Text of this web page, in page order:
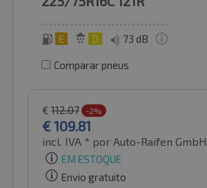
E D 73 dB
Comparar pneus
€ 112.07 -2%
€109.81
incl. IVA * por Auto-Raifen GmbH
EM ESTOQUE
Envio gratuito